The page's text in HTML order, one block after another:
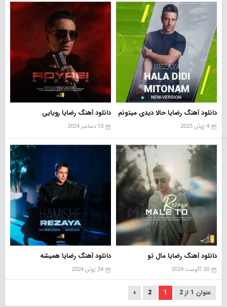
دانلود آهنگ رضایا حالا دیدی میتونم
4 ژوئن 2025
دانلود آهنگ رضایا رویایی
10 دسامبر 2024
دانلود آهنگ رضایا مال تو
20 آگوست 2024
دانلود آهنگ رضایا همیشه
24 ژوئن 2024
عنوان 1 از 2 1
2
»